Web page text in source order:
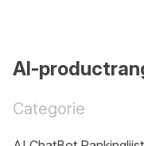
AI-
Categorie